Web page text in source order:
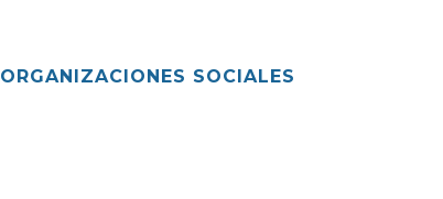
ORGANIZACIONES SOCIALES